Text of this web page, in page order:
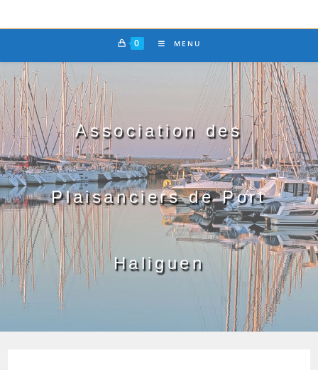
0 MENU
Association des
Plaisanciers de Port
Haliguen